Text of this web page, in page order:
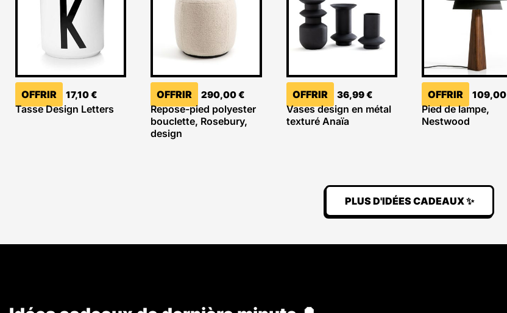
OFFRIR 17,10€
Tasse Design Letters
OFFRIR 290,00€
Repose-pied polyester
bouclette, Rosebury,
design
OFFRIR 36,99€
Vases design en métal
texturé Anaïa
OFFRIR 109,00
Pied de lampe,
Nestwood
PLUS D'IDÉES CADEAUX ✨